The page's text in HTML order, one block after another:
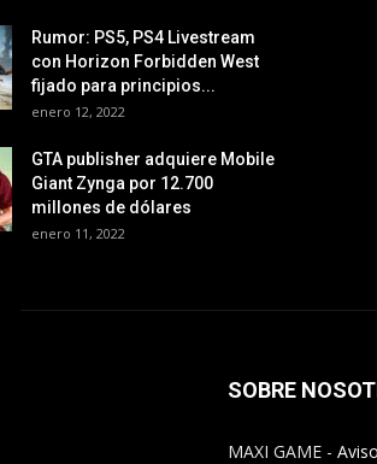
Rumor: PS5, PS4 Livestream
con Horizon Forbidden West
fijado para principios...
enero 12, 2022
GTA publisher adquiere Mobile
Giant Zynga por 12.700
millones de dólares
enero 11, 2022
SOBRE
MAXI GAME -